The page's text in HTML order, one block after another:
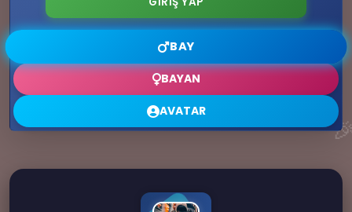
🔥
⭐
BAY
BAYAN
AVATAR